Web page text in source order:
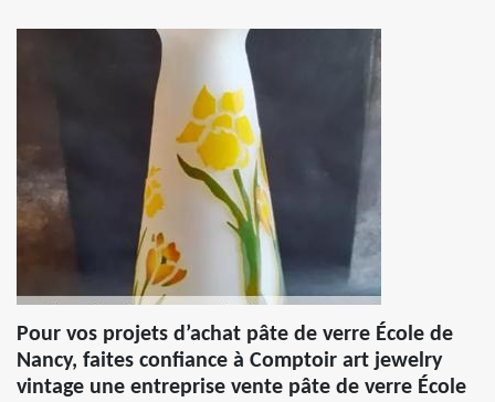
Pour vos projets d’achat pâte de verre École de
Nancy, faites confiance à Comptoir art jewelry
vintage une entreprise vente pâte de verre École